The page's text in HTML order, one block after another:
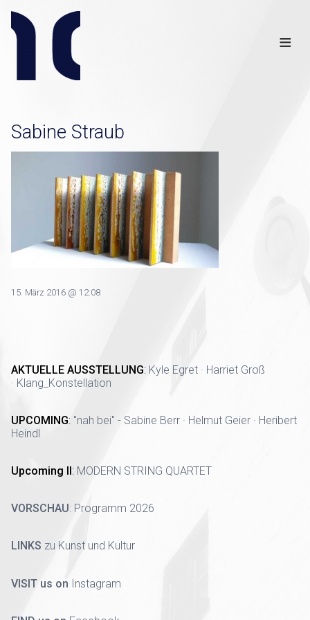
≡
Sabine Straub
15. März 2016 @ 12:08
AKTUELLE AUSSTELLUNG: Kyle Egret · Harriet Groß
· Klang_Konstellation
UPCOMING: "nah bei" - Sabine Berr · Helmut Geier · Heribert
Heindl
Upcoming II: MODERN STRING QUARTET
VORSCHAU: Programm 2026
LINKS zu Kunst und Kultur
VISIT us on Instagram